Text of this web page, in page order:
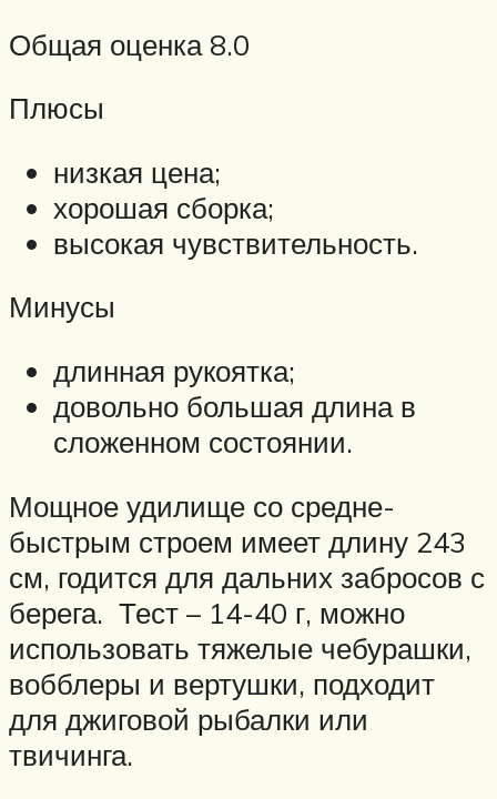
Общая оценка 8.0
Плюсы
низкая цена;
хорошая сборка;
высокая чувствительность.
Минусы
длинная рукоятка;
довольно большая длина в
сложенном состоянии.
Мощное удилище со средне-
быстрым строем имеет длину 243
см, годится для дальних забросов с
берега. Тест – 14-40 г, можно
использовать тяжелые чебурашки,
вобблеры и вертушки, подходит
для джиговой рыбалки или
твичинга.